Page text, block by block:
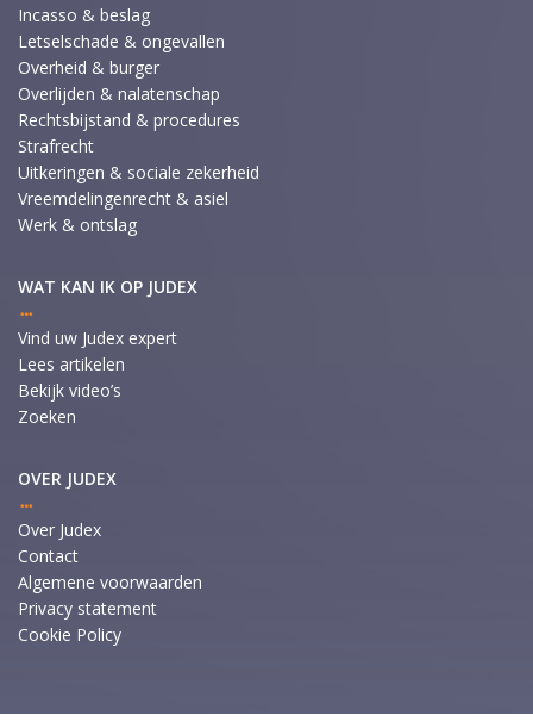
Incasso & beslag
Letselschade & ongevallen
Overheid & burger
Overlijden & nalatenschap
Rechtsbijstand & procedures
Strafrecht
Uitkeringen & sociale zekerheid
Vreemdelingenrecht & asiel
Werk & ontslag
WAT KAN IK OP JUDEX
Vind uw Judex expert
Lees artikelen
Bekijk video’s
Zoeken
OVER JUDEX
Over Judex
Contact
Algemene voorwaarden
Privacy statement
Cookie Policy